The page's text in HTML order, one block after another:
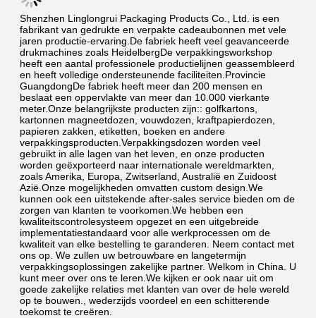
Shenzhen Linglongrui Packaging Products Co., Ltd. is een
fabrikant van gedrukte en verpakte cadeaubonnen met vele
jaren productie-ervaring.De fabriek heeft veel geavanceerde
drukmachines zoals HeidelbergDe verpakkingsworkshop
heeft een aantal professionele productielijnen geassembleerd
en heeft volledige ondersteunende faciliteiten.Provincie
GuangdongDe fabriek heeft meer dan 200 mensen en
beslaat een oppervlakte van meer dan 10.000 vierkante
meter.Onze belangrijkste producten zijn:: golfkartons,
kartonnen magneetdozen, vouwdozen, kraftpapierdozen,
papieren zakken, etiketten, boeken en andere
verpakkingsproducten.Verpakkingsdozen worden veel
gebruikt in alle lagen van het leven, en onze producten
worden geëxporteerd naar internationale wereldmarkten,
zoals Amerika, Europa, Zwitserland, Australië en Zuidoost
Azië.Onze mogelijkheden omvatten custom design.We
kunnen ook een uitstekende after-sales service bieden om de
zorgen van klanten te voorkomen.We hebben een
kwaliteitscontrolesysteem opgezet en een uitgebreide
implementatiestandaard voor alle werkprocessen om de
kwaliteit van elke bestelling te garanderen. Neem contact met
ons op. We zullen uw betrouwbare en langetermijn
verpakkingsoplossingen zakelijke partner. Welkom in China. U
kunt meer over ons te leren.We kijken er ook naar uit om
goede zakelijke relaties met klanten van over de hele wereld
op te bouwen., wederzijds voordeel en een schitterende
toekomst te creëren.